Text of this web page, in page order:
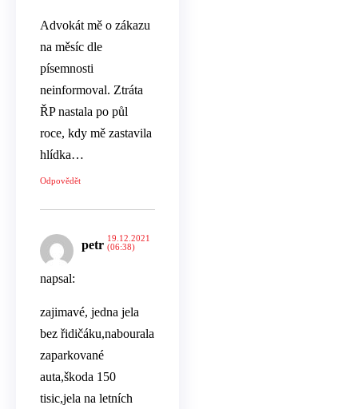
Advokát mě o zákazu
na měsíc dle
písemnosti
neinformoval. Ztráta
ŘP nastala po půl
roce, kdy mě zastavila
hlídka…
Odpovědět
petr
napsal:
19.12.2021
(06:38)
zajimavé, jedna jela
bez řidičáku,nabourala
zaparkované
auta,škoda 150
tisic,jela na letních